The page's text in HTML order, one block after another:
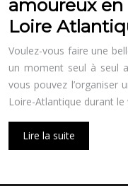
amoureux
Loire
Voulez-vous faire une
un moment seul à seul
vous pouvez l’organiser
Loire-Atlantique durant
Lire la suite